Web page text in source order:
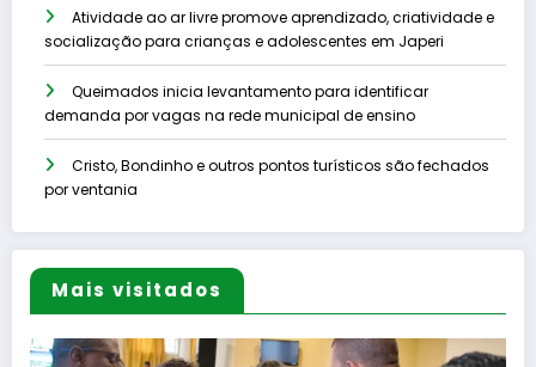
Atividade ao ar livre promove aprendizado, criatividade e
socialização para crianças e adolescentes em Japeri
Queimados inicia levantamento para identificar
demanda por vagas na rede municipal de ensino
Cristo, Bondinho e outros pontos turísticos são fechados
por ventania
Mais visitados